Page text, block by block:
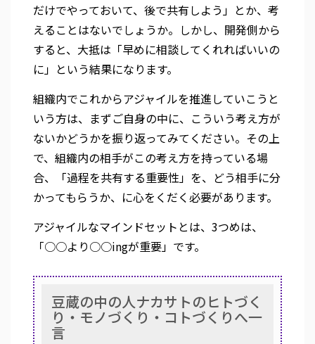
だけでやっておいて、後で共有しよう」とか、考
えることはないでしょうか。しかし、開発側から
すると、大抵は「早めに相談してくれればいいの
に」という結果になります。
組織内でこれからアジャイルを推進していこうと
いう方は、まずご自身の中に、こういう考え方が
ないかどうかを振り返ってみてください。その上
で、組織内の相手がこの考え方を持っている場
合、「過程を共有する重要性」を、どう相手に分
かってもらうか、に心をくだく必要があります。
アジャイルなマインドセットとは、3つめは、
「○○より○○ingが重要」です。
豆蔵の中の人ナカサトのヒトづく
り・モノづくり・コトづくりへ一
言